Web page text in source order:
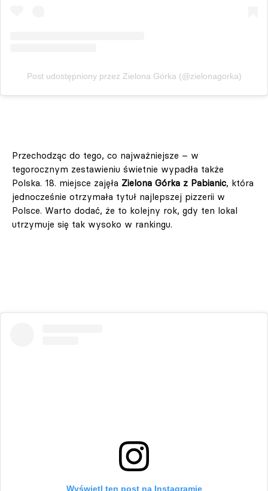
Post udostępniony przez Zielona Górka (@zielonagorka)
Przechodząc do tego, co najważniejsze – w
tegorocznym zestawieniu świetnie wypadła także
Polska. 18. miejsce zajęła Zielona Górka z Pabianic, która
jednocześnie otrzymała tytuł najlepszej pizzerii w
Polsce. Warto dodać, że to kolejny rok, gdy ten lokal
utrzymuje się tak wysoko w rankingu.
Wyświetl ten post na Instagramie